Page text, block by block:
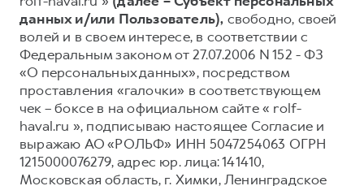
DARGO
от 3 199 000 ₽
DARGO X
от 3 499 000 ₽
Тест-драйв
Трейд-ин
КРЕДИТ И СТРАХОВАНИЕ
Кредитный калькулятор
Страхование
СЕРВИСНОЕ ОБСЛУЖИВАНИЕ
Нулевое ТО
Программа «Помощь на дороге»
Регламенты технического обслуживания
Электронный ПТС
ПОДДЕРЖКА
О дилере
Наша команда
Контакты
данных и/или Пользователь), свободно, своей
волей и в своем интересе, в соответствии с
Федеральным законом от 27.07.2006 N 152 - ФЗ
«О персональных данных», посредством
проставления «галочки» в соответствующем
чек – боксе в на официальном сайте « rolf-
haval.ru », подписываю настоящее Согласие и
выражаю АО «РОЛЬФ» ИНН 5047254063 ОГРН
1215000076279, адрес юр. лица: 141410,
Московская область, г. Химки, Ленинградское